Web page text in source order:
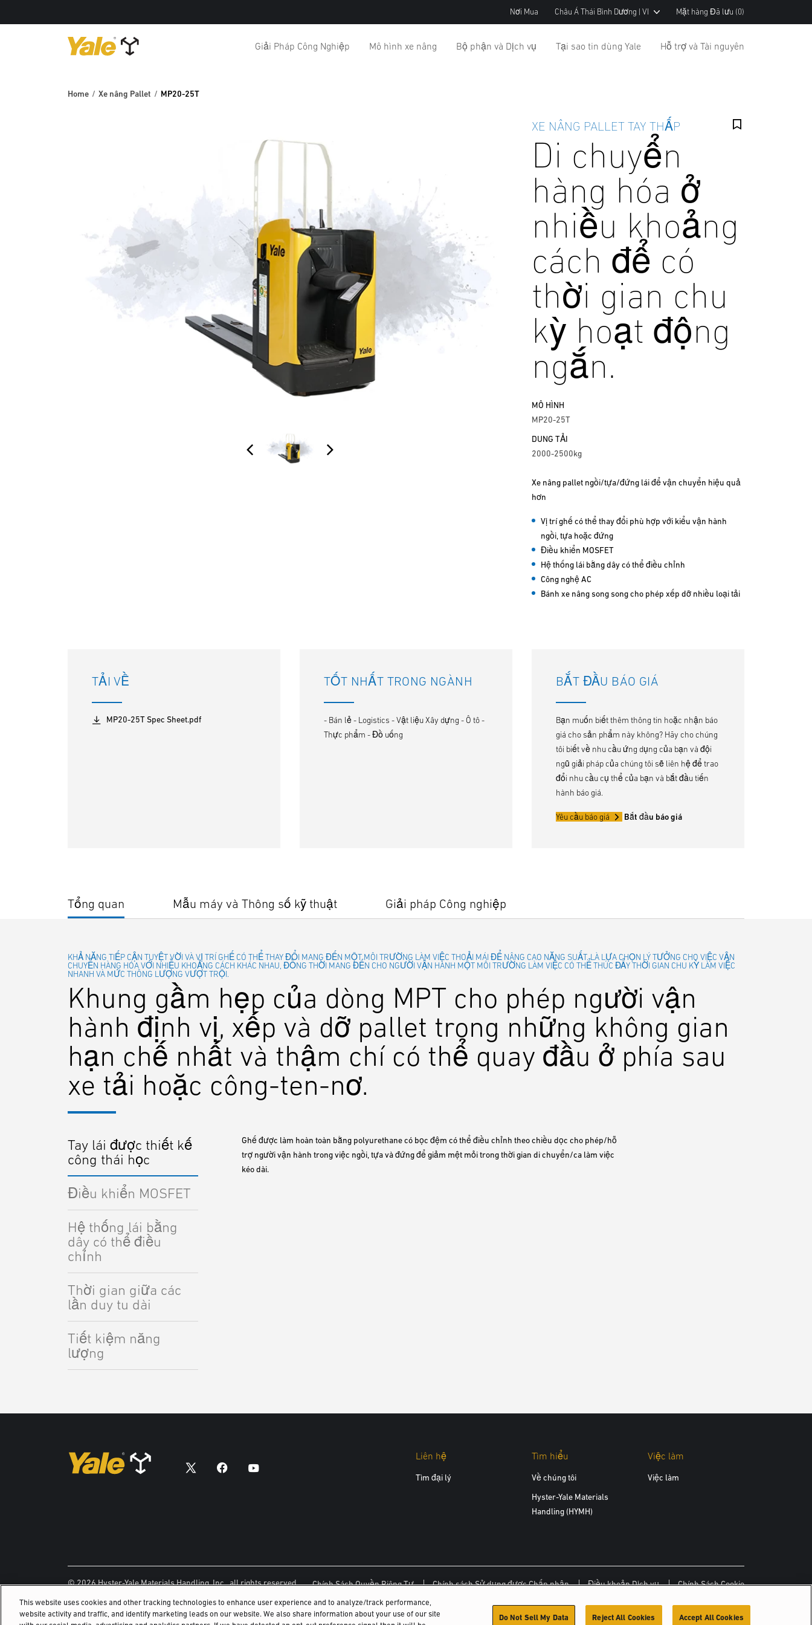
Nơi Mua Châu Á Thái Bình Dương | VI Mặt hàng Đã lưu (0)
Giải Pháp Công Nghiệp Mô hình xe nâng Bộ phận và Dịch vụ Tại sao tin dùng Yale Hỗ trợ và Tài nguyên
Home Xe nâng Pallet MP20-25T
XE NÂNG PALLET TAY THẤP
Di chuyển
hàng hóa ở
nhiều khoảng
cách để có
thời gian chu
kỳ hoạt động
ngắn.
MÔ HÌNH
MP20-25T
DUNG TẢI
2000-2500kg
Xe nâng pallet ngồi/tựa/đứng lái để vận chuyển hiệu quả
hơn
Vị trí ghế có thể thay đổi phù hợp với kiểu vận hành
ngồi, tựa hoặc đứng
Điều khiển MOSFET
Hệ thống lái bằng dây có thể điều chỉnh
Công nghệ AC
Bánh xe nâng song song cho phép xếp dỡ nhiều loại tải
TẢI VỀ
MP20-25T Spec Sheet.pdf
TỐT NHẤT TRONG NGÀNH
- Bán lẻ - Logistics - Vật liệu Xây dựng - Ô tô -
Thực phẩm - Đồ uống
BẮT ĐẦU BÁO GIÁ
Bạn muốn biết thêm thông tin hoặc nhận báo
giá cho sản phẩm này không? Hãy cho chúng
tôi biết về nhu cầu ứng dụng của bạn và đội
ngũ giải pháp của chúng tôi sẽ liên hệ để trao
đổi nhu cầu cụ thể của bạn và bắt đầu tiến
hành báo giá.
Yêu cầu báo giá Bắt đầu báo giá
Tổng quan Mẫu máy và Thông số kỹ thuật Giải pháp Công nghiệp
KHẢ NĂNG TIẾP CẬN TUYỆT VỜI VÀ VỊ TRÍ GHẾ CÓ THỂ THAY ĐỔI MANG ĐẾN MỘT MÔI TRƯỜNG LÀM VIỆC THOẢI MÁI ĐỂ NÂNG CAO NĂNG SUẤT. LÀ LỰA CHỌN LÝ TƯỞNG CHO VIỆC VẬN
CHUYỂN HÀNG HÓA VỚI NHIỀU KHOẢNG CÁCH KHÁC NHAU, ĐỒNG THỜI MANG ĐẾN CHO NGƯỜI VẬN HÀNH MỘT MÔI TRƯỜNG LÀM VIỆC CÓ THỂ THÚC ĐẨY THỜI GIAN CHU KỲ LÀM VIỆC
NHANH VÀ MỨC THÔNG LƯỢNG VƯỢT TRỘI.
Khung gầm hẹp của dòng MPT cho phép người vận
hành định vị, xếp và dỡ pallet trong những không gian
hạn chế nhất và thậm chí có thể quay đầu ở phía sau
xe tải hoặc công-ten-nơ.
Tay lái được thiết kế
công thái học
Điều khiển MOSFET
Hệ thống lái bằng
dây có thể điều
chỉnh
Thời gian giữa các
lần duy tu dài
Tiết kiệm năng
lượng
Ghế được làm hoàn toàn bằng polyurethane có bọc đệm có thể điều chỉnh theo chiều dọc cho phép/hỗ
trợ người vận hành trong việc ngồi, tựa và đứng để giảm mệt mỏi trong thời gian di chuyển/ca làm việc
kéo dài.
Liên hệ
Tìm đại lý
Tìm hiểu
Về chúng tôi
Hyster-Yale Materials
Handling (HYMH)
Việc làm
Việc làm
© 2026 Hyster-Yale Materials Handling, Inc., all rights reserved. Chính Sách Quyền Riêng Tư Chính sách Sử dụng được Chấp nhận Điều khoản Dịch vụ Chính Sách Cookie
This website uses cookies and other tracking technologies to enhance user experience and to analyze/track performance,
website activity and traffic, and identify marketing leads on our website. We also share information about your use of our site
Do Not Sell My Data Reject All Cookies Accept All Cookies